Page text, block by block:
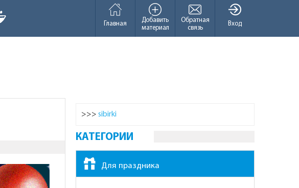
Вход
Обратная
связь
Добавить
материал
Главная
>>> sibirki
КАТЕГОРИИ
Для праздника